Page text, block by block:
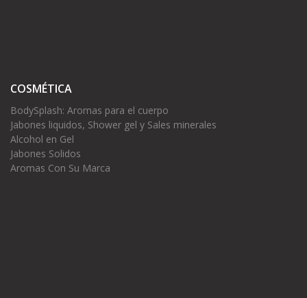
COSMÉTICA
BodySplash: Aromas para el cuerpo
Jabones liquidos, Shower gel y Sales minerales
Alcohol en Gel
Jabones Solidos
Aromas Con Su Marca